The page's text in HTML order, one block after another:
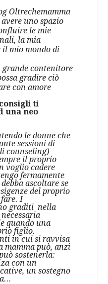
Oltrechemamma
uno spazio
le mie
la mia
il mio mondo di
grande contenitore
gradire ciò
con amore
ti
una neo
le donne che
sessioni di
counseling)
il proprio
voglio cadere
fermamente
ascoltare se
del proprio
I
graditi nella
quando una
figlio.
in cui si ravvisa
può, anzi
sostenerla:
con un
un sostegno